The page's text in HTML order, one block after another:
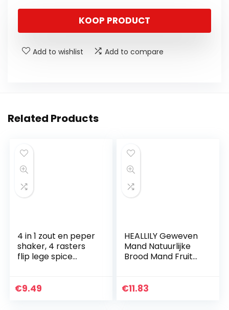
KOOP PRODUCT
Add to wishlist Add to compare
Related Products
4 in 1 zout en peper
shaker, 4 rasters
flip lege spice
kruiden shaker
€9.49
HEALLILY Geweven
Mand Natuurlijke
Brood Mand Fruit
Voedsel Lade Voor
€11.83